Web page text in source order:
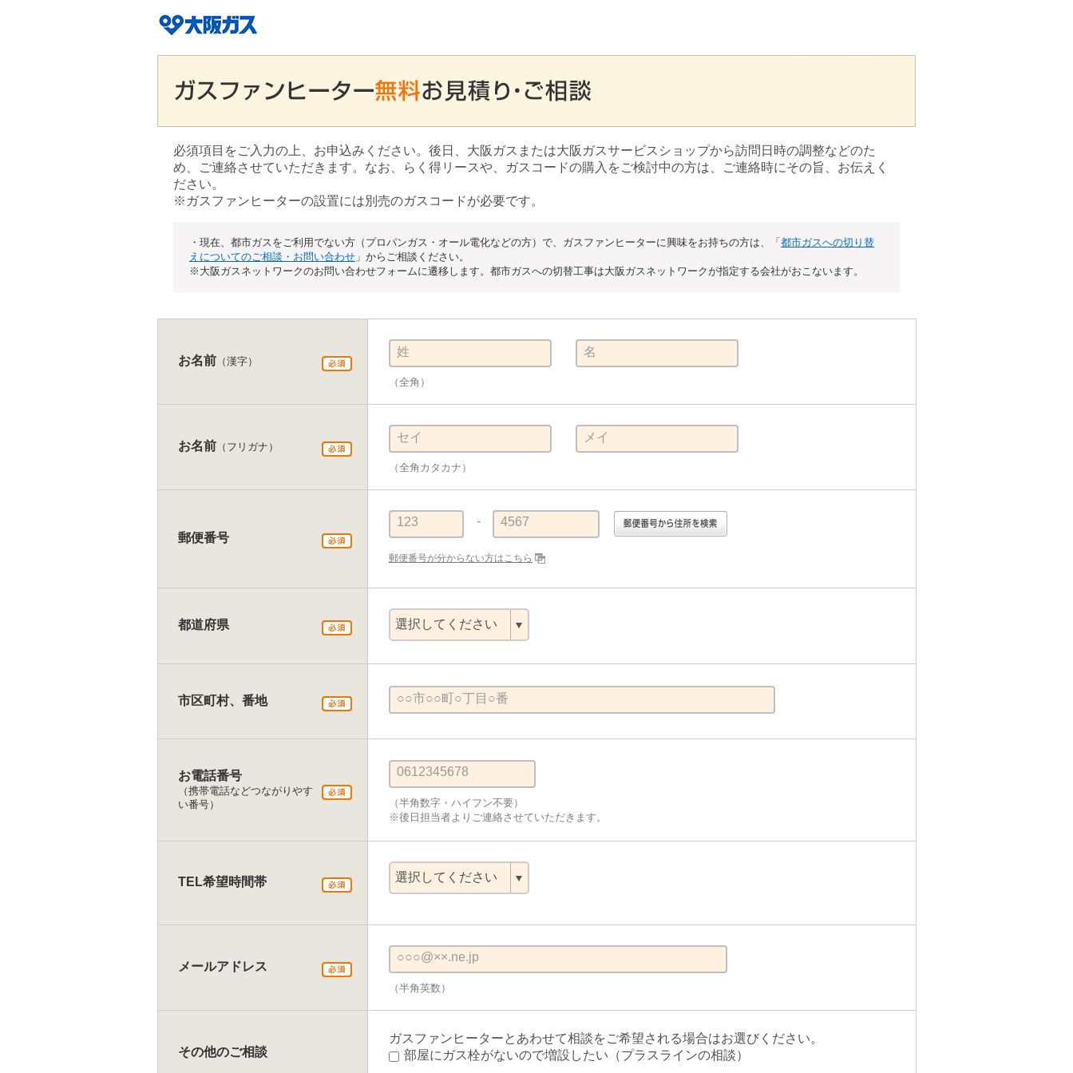
必須項目をご入力の上、お申込みください。後日、大阪ガスまたは大阪ガスサービスショップから訪問日時の調整などのた
め、ご連絡させていただきます。なお、らく得リースや、ガスコードの購入をご検討中の方は、ご連絡時にその旨、お伝えく
ださい。
※ガスファンヒーターの設置には別売のガスコードが必要です。
・現在、都市ガスをご利用でない方（プロパンガス・オール電化などの方）で、ガスファンヒーターに興味をお持ちの方は、「 都市ガスへの切り替
えについてのご相談・お問い合わせ 」からご相談ください。
※大阪ガスネットワークのお問い合わせフォームに遷移します。都市ガスへの切替工事は大阪ガスネットワークが指定する会社がおこないます。
お名前 （漢字）
姓 名
（全角）
お名前 （フリガナ）
セイ メイ
（全角カタカナ）
郵便番号
123 - 4567
郵便番号が分からない方はこちら
都道府県
市区町村、番地 ○○市○○町○丁目○番
お電話番号
（携帯電話などつながりやす
い番号）
0612345678
（半角数字・ハイフン不要）
※後日担当者よりご連絡させていただきます。
TEL希望時間帯
メールアドレス
○○○@××.ne.jp
（半角英数）
その他のご相談
ガスファンヒーターとあわせて相談をご希望される場合はお選びください。
部屋にガス栓がないので増設したい（プラスラインの相談）